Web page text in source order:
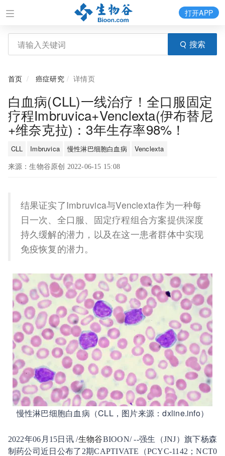
搜索
打开APP
首页 癌症研究 详情页
白血病(CLL)一线治疗！全口服固定
疗程Imbruvica+Venclexta(伊布替尼
+维奈克拉)：3年生存率98%！
CLL Imbruvica 慢性淋巴细胞白血病 Venclexta
来源：生物谷原创 2022-06-15 15:08
结果证实了Imbruvica与Venclexta作为一种每
日一次、全口服、固定疗程组合方案提供深度
持久缓解的潜力，以及在这一患者群体中实现
免疫恢复的潜力。
慢性淋巴细胞白血病（CLL，图片来源：dxline.info）
2022年06月15日讯 /生物谷BIOON/ --强生（JNJ）旗下杨森
制药公司近日公布了2期CAPTIVATE（PCYC-1142；NCT0